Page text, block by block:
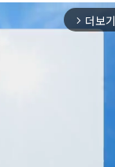
arrow_forward_ios 더보기